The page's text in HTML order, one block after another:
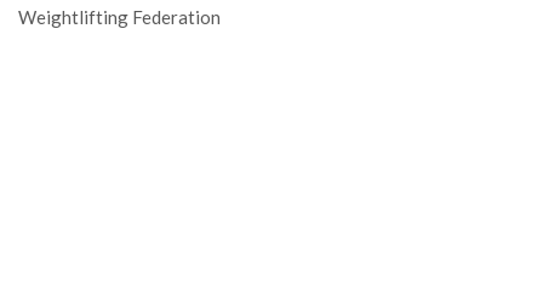
Weightlifting Federation